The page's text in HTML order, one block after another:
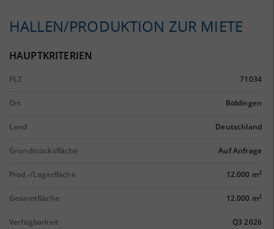
HALLEN/PRODUKTION ZUR MIETE
HAUPTKRITERIEN
PLZ 71034
Ort Böblingen
Land Deutschland
Grundstücksfläche Auf Anfrage
Prod.-/Lagerfläche 12.000 m2
Gesamtfläche 12.000 m2
Verfügbarkeit Q3 2026